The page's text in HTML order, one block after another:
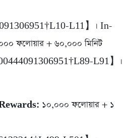
L11】। In-
ফলোয়ার + ৬০,০০০ মিনিট
L91】।
১০,০০০ ফলোয়ার + ১